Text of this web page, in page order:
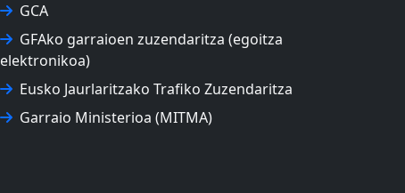
GCA
GFAko garraioen zuzendaritza (egoitza
elektronikoa)
Eusko Jaurlaritzako Trafiko Zuzendaritza
Garraio Ministerioa (MITMA)